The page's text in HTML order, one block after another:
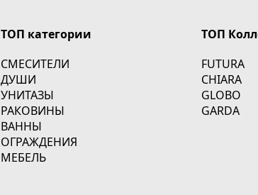
ТОП категории
СМЕСИТЕЛИ
ДУШИ
УНИТАЗЫ
РАКОВИНЫ
ВАННЫ
ОГРАЖДЕНИЯ
МЕБЕЛЬ
ТОП
FUTURA
CHIARA
GLOBO
GARDA